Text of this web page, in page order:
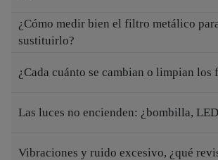
¿Cómo medir bien el filtro metálico
sustituirlo?
¿Cada cuánto se cambian o limpian los
Las luces no encienden: ¿bombilla,
Vibraciones y ruido excesivo, ¿qué